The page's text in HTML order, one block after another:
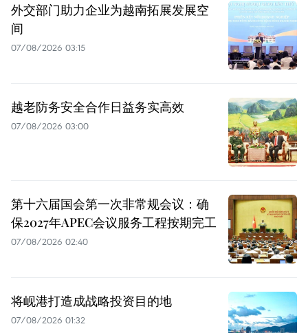
外交部门助力企业为越南拓展发展空
间
07/08/2026 03:15
越老防务安全合作日益务实高效
07/08/2026 03:00
第十六届国会第一次非常规会议：确
保2027年APEC会议服务工程按期完工
07/08/2026 02:40
将岘港打造成战略投资目的地
07/08/2026 01:32